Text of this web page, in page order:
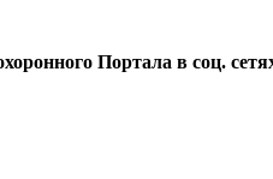
Портала в соц.